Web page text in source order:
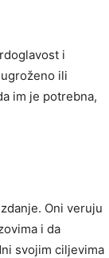
i
ili
im je potrebna,
Oni veruju
i da
svojim ciljevima